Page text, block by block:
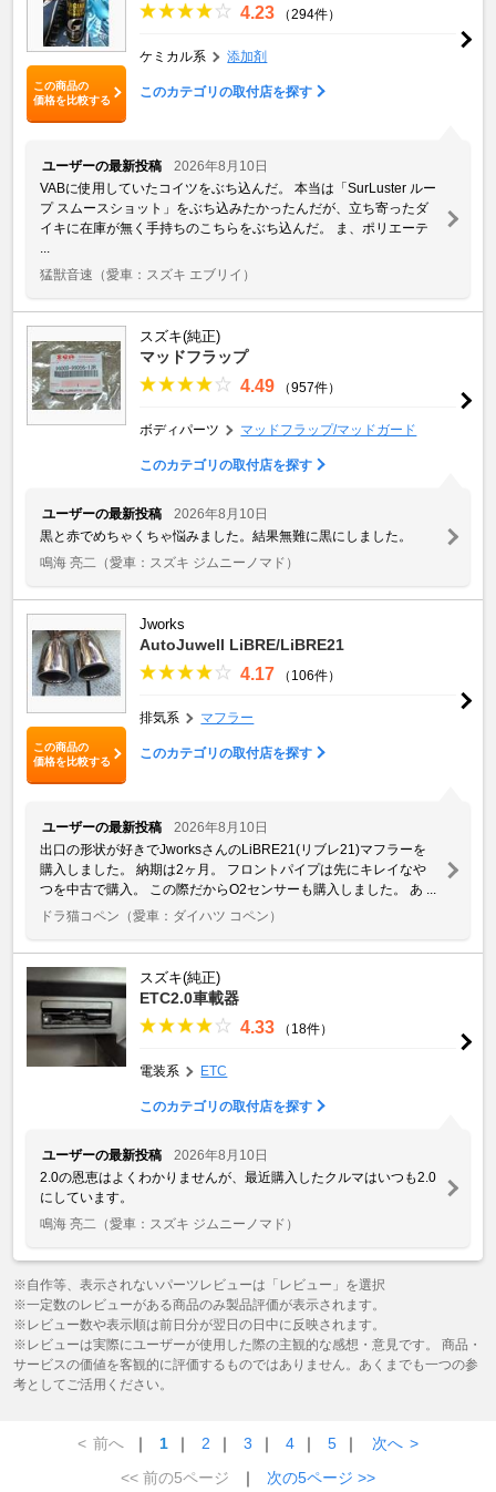
この商品の
価格を比較する
4.23 （294件）
ケミカル系 添加剤
このカテゴリの取付店を探す
ユーザーの最新投稿
2026年8月10日
VABに使用していたコイツをぶち込んだ。 本当は「SurLuster ルー
プ スムースショット」をぶち込みたかったんだが、立ち寄ったダ
イキに在庫が無く手持ちのこちらをぶち込んだ。 ま、ポリエーテ
猛獣音速 （愛車：スズキ エブリイ）
スズキ(純正)
マッドフラップ
4.49 （957件）
ボディパーツ マッドフラップ/マッドガード
このカテゴリの取付店を探す
ユーザーの最新投稿
2026年8月10日
黒と赤でめちゃくちゃ悩みました。結果無難に黒にしました。
鳴海 亮二
（愛車：スズキ ジムニーノマド）
この商品の
価格を比較する
Jworks
AutoJuwell LiBRE/LiBRE21
4.17 （106件）
排気系 マフラー
このカテゴリの取付店を探す
ユーザーの最新投稿
2026年8月10日
出口の形状が好きでJworksさんのLiBRE21(リブレ21)マフラーを
購入しました。 納期は2ヶ月。 フロントパイプは先にキレイなや
つを中古で購入。 この際だからO2センサーも購入しました。 あ ...
ドラ猫コペン （愛車：ダイハツ コペン）
スズキ(純正)
ETC2.0車載器
4.33 （18件）
電装系 ETC
このカテゴリの取付店を探す
ユーザーの最新投稿
2026年8月10日
2.0の恩恵はよくわかりませんが、最近購入したクルマはいつも2.0
にしています。
鳴海 亮二
（愛車：スズキ ジムニーノマド）
※自作等、表示されないパーツレビューは「レビュー」を選択
※一定数のレビューがある商品のみ製品評価が表示されます。
※レビュー数や表示順は前日分が翌日の日中に反映されます。
※レビューは実際にユーザーが使用した際の主観的な感想・意見です。 商品・
サービスの価値を客観的に評価するものではありません。あくまでも一つの参
考としてご活用ください。
< 前へ ｜ 1 ｜ 2 ｜ 3 ｜ 4 ｜ 5 ｜ 次へ >
<< 前の5ページ
｜ 次の5ページ >>